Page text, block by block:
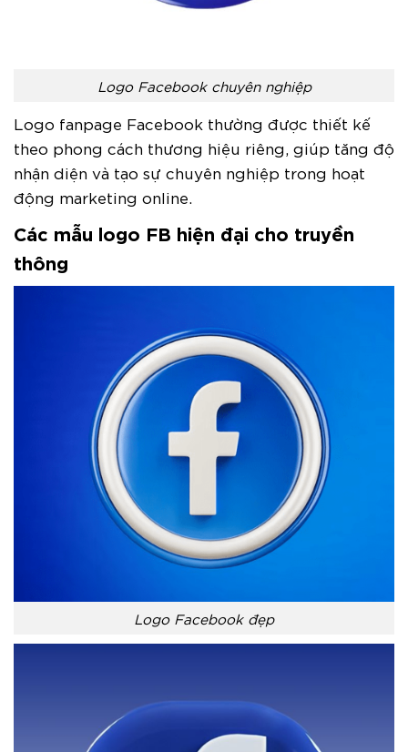
Logo Facebook chuyên nghiệp
Logo fanpage Facebook thường được thiết kế
theo phong cách thương hiệu riêng, giúp tăng độ
nhận diện và tạo sự chuyên nghiệp trong hoạt
động marketing online.
Các mẫu logo FB hiện đại cho truyền
thông
Logo Facebook đẹp